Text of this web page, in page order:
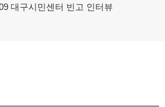
대구시민센터 빈고 인터뷰